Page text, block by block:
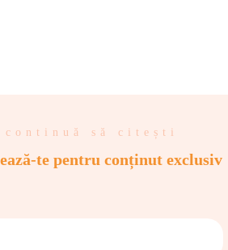
continuă să citești
te pentru conținut exclusiv